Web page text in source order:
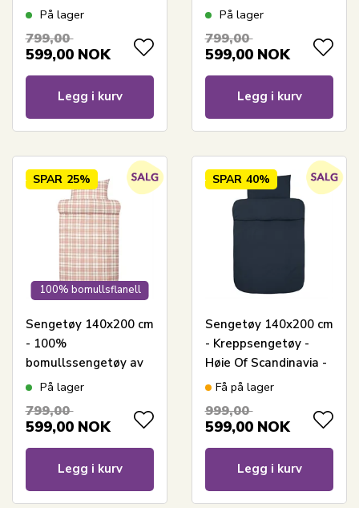
Thea Muted Green
På lager
799,00
599,00 NOK
Legg i kurv
Thea Valnød
På lager
799,00
599,00 NOK
Legg i kurv
100% bomullsflanell
SPAR 25%
Sengetøy 140x200 cm
- 100%
bomullssengetøy av
flanell - Høie of
Varm Rosa
På lager
799,00
599,00 NOK
Legg i kurv
SPAR 40%
Sengetøy 140x200 cm
- Kreppsengetøy -
Høie Of Scandinavia -
Ara Marine
Få på lager
999,00
599,00 NOK
Legg i kurv